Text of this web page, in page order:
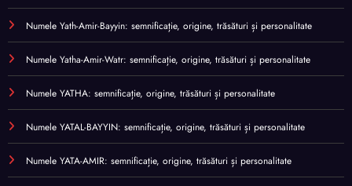
Numele Yath-Amir-Bayyin: semnificație, origine, trăsături și personalitate
Numele Yatha-Amir-Watr: semnificație, origine, trăsături și personalitate
Numele YATHA: semnificație, origine, trăsături și personalitate
Numele YATAL-BAYYIN: semnificație, origine, trăsături și personalitate
Numele YATA-AMIR: semnificație, origine, trăsături și personalitate